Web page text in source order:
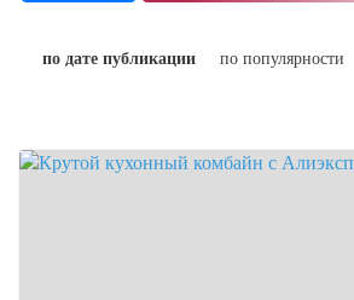
по дате публикации по популярности